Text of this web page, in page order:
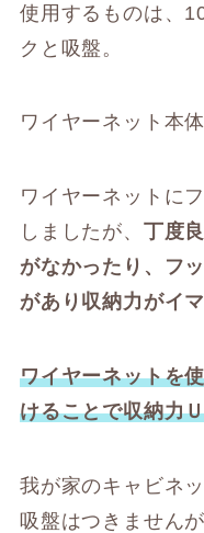
使用するものは、
クと吸盤。
ワイヤーネット本
ワイヤーネットに
しましたが、 丁度
がなかったり、フ
があり収納力がイ
ワイヤーネットを
けることで収納力
我が家のキャビネ
吸盤はつきません